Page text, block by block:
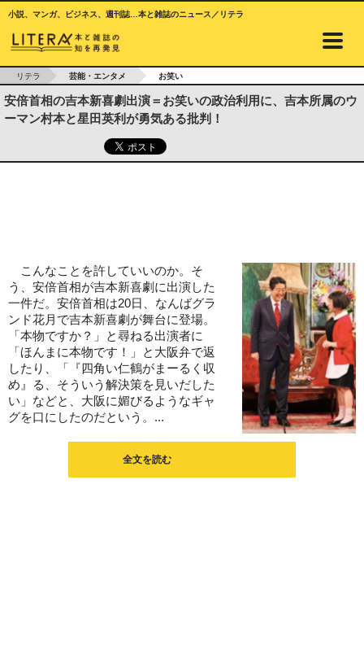
小説、マンガ、ビジネス、週刊誌…本と雑誌のニュース／リテラ
リテラ 芸能・エンタメ お笑い
安倍首相の吉本新喜劇出演＝お笑いの政治利用に、吉本所属のウ
ーマン村本と星田英利が勇気ある批判！
こんなことを許していいのか。そ
う、安倍首相が吉本新喜劇に出演した
一件だ。安倍首相は20日、なんばグラ
ンド花月で吉本新喜劇が舞台に登場。
「本物ですか？」と尋ねる出演者に
「ほんまに本物です！」と大阪弁で返
したり、「『四角い仁鶴がまーるく収
め』る、そういう解決策を見いだした
い」などと、大阪に媚びるようなギャ
グを口にしたのだという。...
全文を読む